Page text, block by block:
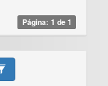
Página: 1 de 1